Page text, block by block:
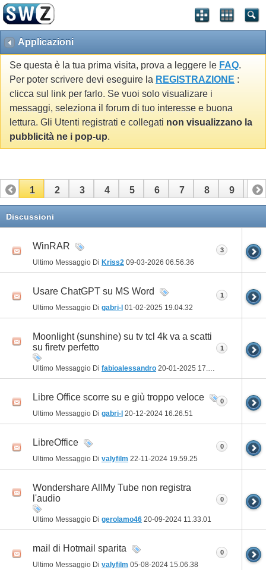
Applicazioni
Se questa è la tua prima visita, prova a leggere le FAQ.
Per poter scrivere devi eseguire la REGISTRAZIONE :
clicca sul link per farlo. Se vuoi solo visualizare i
messaggi, seleziona il forum di tuo interesse e buona
lettura. Gli Utenti registrati e collegati non visualizzano la
pubblicità ne i pop-up.
1 2 3 4 5 6 7 8 9 10
11 12
Discussioni
WinRAR
Ultimo Messaggio Di Kriss2 09-03-2026 06.56.36
3
Usare ChatGPT su MS Word
Ultimo Messaggio Di gabri-l 01-02-2025 19.04.32
1
Moonlight (sunshine) su tv tcl 4k va a scatti
su firetv perfetto
Ultimo Messaggio Di fabioalessandro 20-01-2025 17.37.11
1
Libre Office scorre su e giù troppo veloce
Ultimo Messaggio Di gabri-l 20-12-2024 16.26.51
0
LibreOffice
Ultimo Messaggio Di valyfilm 22-11-2024 19.59.25
0
Wondershare AllMy Tube non registra
l'audio
Ultimo Messaggio Di gerolamo46 20-09-2024 11.33.01
0
mail di Hotmail sparita
Ultimo Messaggio Di valyfilm 05-08-2024 15.06.38
0